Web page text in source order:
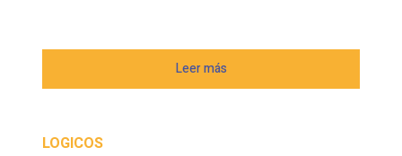
Leer más
LOGICOS